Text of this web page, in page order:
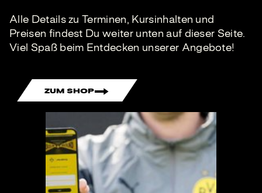
Alle Details zu Terminen, Kursinhalten und
Preisen findest Du weiter unten auf dieser Seite.
Viel Spaß beim Entdecken unserer Angebote!
ZUM SHOP